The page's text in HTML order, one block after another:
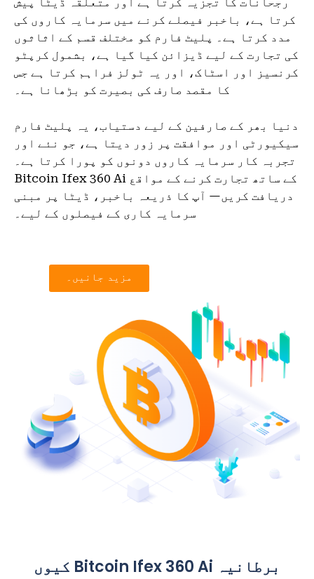
کرتا ہے، باخبر فیصلے کرنے میں سرمایہ کاروں کی
مدد کرتا ہے۔ پلیٹ فارم کو مختلف قسم کے اثاثوں
کی تجارت کے لیے ڈیزائن کیا گیا ہے، بشمول کرپٹو
کرنسیز اور اسٹاک، اور یہ ٹولز فراہم کرتا ہے جس
کا مقصد صارف کی بصیرت کو بڑھانا ہے۔
دنیا بھر کے صارفین کے لیے دستیاب، یہ پلیٹ فارم
سیکیورٹی اور موافقت پر زور دیتا ہے، جو نئے اور
تجربہ کار سرمایہ کاروں دونوں کو پورا کرتا ہے۔
Bitcoin Ifex 360 Ai کے ساتھ تجارت کرنے کے مواقع
دریافت کریں— آپ کا ذریعہ باخبر، ڈیٹا پر مبنی
سرمایہ کاری کے فیصلوں کے لیے۔
مزید جانیں۔
کیوں Bitcoin Ifex 360 Ai برطانیہ